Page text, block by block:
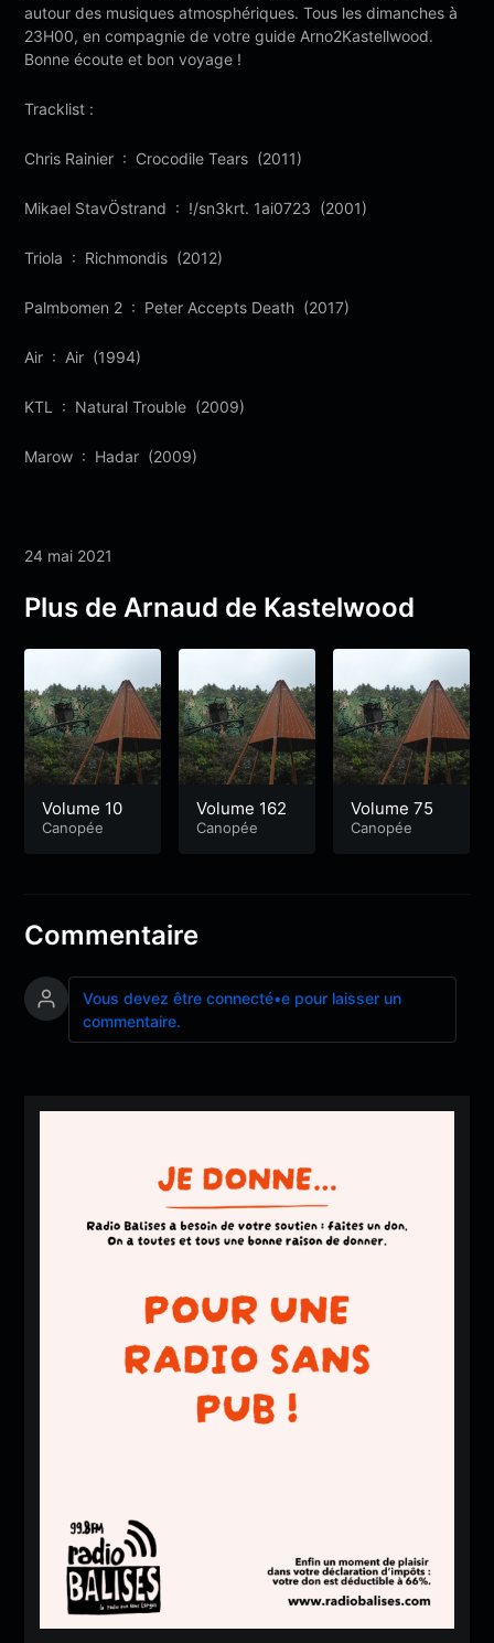
autour des musiques atmosphériques. Tous les dimanches à
23H00, en compagnie de votre guide Arno2Kastellwood.
Bonne écoute et bon voyage !
Tracklist :
Chris Rainier : Crocodile Tears (2011)
Mikael StavÖstrand : !/sn3krt. 1ai0723 (2001)
Triola : Richmondis (2012)
Palmbomen 2 : Peter Accepts Death (2017)
Air : Air (1994)
KTL : Natural Trouble (2009)
Marow : Hadar (2009)
24 mai 2021
Plus de Arnaud de Kastelwood
Volume 10
Canopée
Volume 162
Canopée
Volume 75
Canopée
Commentaire
Vous devez être connecté•e pour laisser un
commentaire.